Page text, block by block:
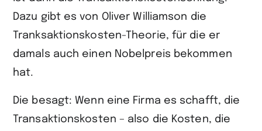
Dazu gibt es von Oliver Williamson die
Tranksaktionskosten-Theorie, für die er
damals auch einen Nobelpreis bekommen
hat.
Die besagt: Wenn eine Firma es schafft, die
Transaktionskosten – also die Kosten, die